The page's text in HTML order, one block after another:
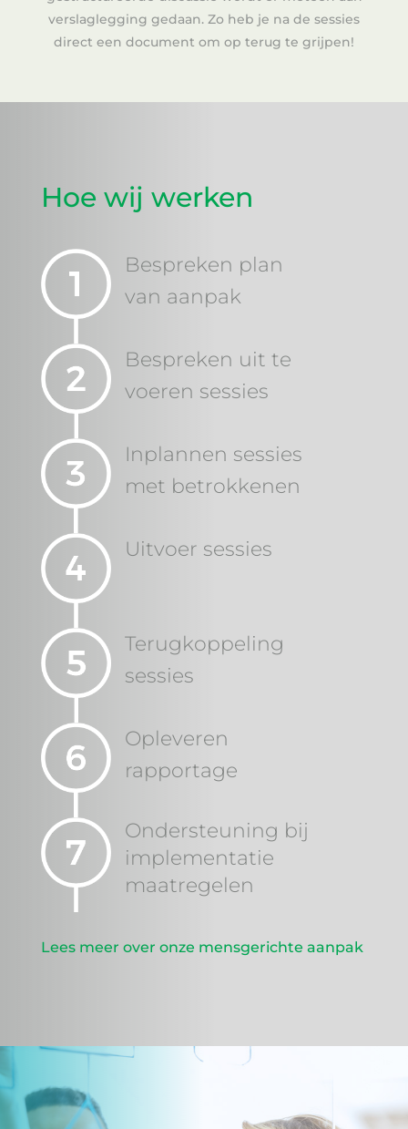
verslaglegging gedaan. Zo heb je na de sessies
direct een document om op terug te grijpen!
Hoe wij werken
Bespreken plan
van aanpak
Bespreken uit te
voeren sessies
Inplannen sessies
met betrokkenen
Uitvoer sessies
Terugkoppeling
sessies
Opleveren
rapportage
Ondersteuning bij
implementatie
maatregelen
Lees meer over onze mensgerichte aanpak